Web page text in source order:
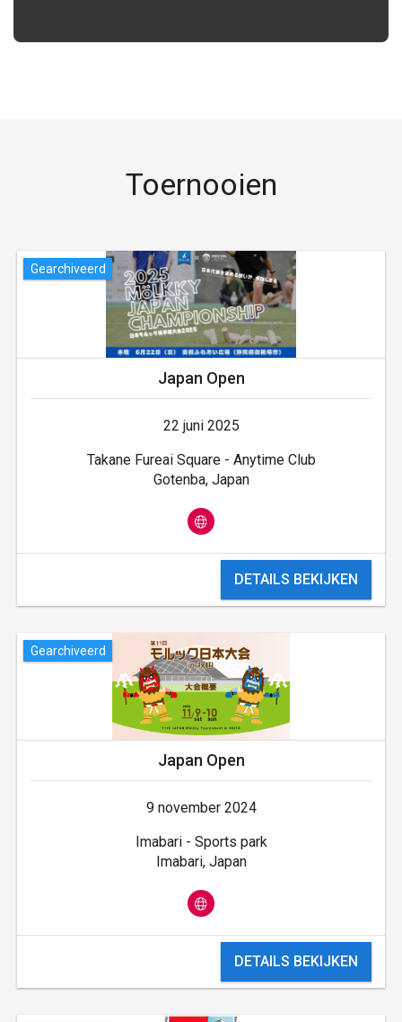
Toernooien
Gearchiveerd
Japan Open
22 juni 2025
Takane Fureai Square - Anytime Club
Gotenba, Japan
DETAILS BEKIJKEN
Gearchiveerd
Japan Open
9 november 2024
Imabari - Sports park
Imabari, Japan
DETAILS BEKIJKEN